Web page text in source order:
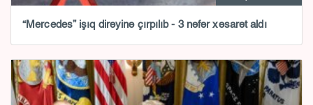
“Mercedes” işıq dirəyinə çırpılıb - 3 nəfər xəsarət aldı